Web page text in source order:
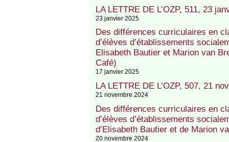
LA LETTRE DE L’OZP, 511, 23
23 janvier 2025
Des différences curriculaires en
d’élèves d’établissements
Elisabeth Bautier et Marion van
Café)
17 janvier 2025
LA LETTRE DE L’OZP, 507, 21
21 novembre 2024
Des différences curriculaires en
d’élèves d’établissements
d’Elisabeth Bautier et de Marion
20 novembre 2024